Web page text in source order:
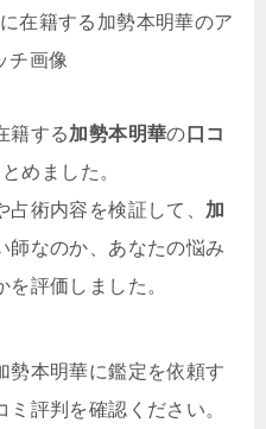
籍する加勢本明華の 口コ
めました。
術内容を検証して、 加
師なのか、あなたの悩み
評価しました。
勢本明華に鑑定を依頼す
評判を確認ください。